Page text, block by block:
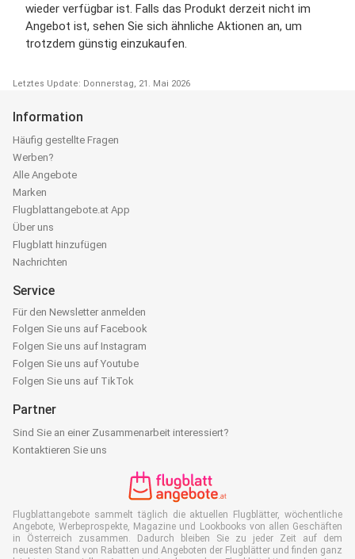
wieder verfügbar ist. Falls das Produkt derzeit nicht im
Angebot ist, sehen Sie sich ähnliche Aktionen an, um
trotzdem günstig einzukaufen.
Letztes Update: Donnerstag, 21. Mai 2026
Information
Häufig gestellte Fragen
Werben?
Alle Angebote
Marken
Flugblattangebote.at App
Über uns
Flugblatt hinzufügen
Nachrichten
Service
Für den Newsletter anmelden
Folgen Sie uns auf Facebook
Folgen Sie uns auf Instagram
Folgen Sie uns auf Youtube
Folgen Sie uns auf TikTok
Partner
Sind Sie an einer Zusammenarbeit interessiert?
Kontaktieren Sie uns
Flugblattangebote sammelt täglich die aktuellen Flugblätter, wöchentliche
Angebote, Werbeprospekte, Magazine und Lookbooks von allen Geschäften
in Österreich zusammen. Dadurch bleiben Sie zu jeder Zeit auf dem
neuesten Stand von Rabatten und Angeboten der Flugblätter und finden ganz